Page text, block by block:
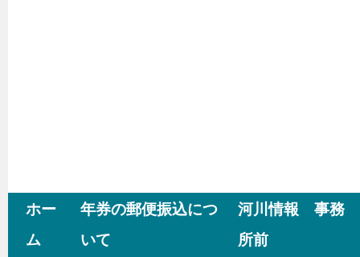
ホー
ム
年券の郵便振込につ
いて
河川情報 事務
所前